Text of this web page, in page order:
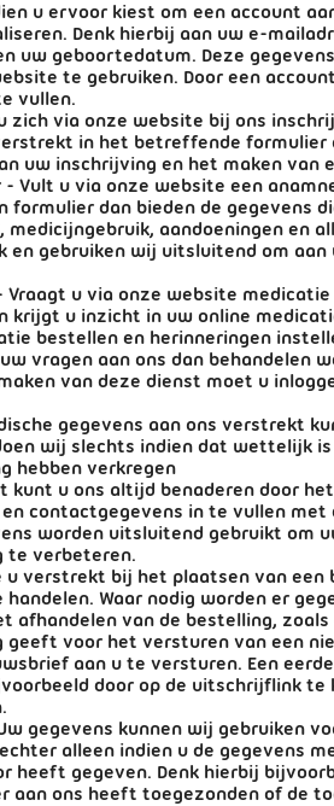
u ervoor kiest om een account
Denk hierbij aan uw e-
uw geboortedatum. Deze
te gebruiken. Door een
vullen.
zich via onze website bij ons
in het betreffende formulier
uw inschrijving en het maken van
- Vult u via onze website een
dan bieden de gegevens
aandoeningen en
gebruiken wij uitsluitend om aan
Vraagt u via onze website
krijgt u inzicht in uw online
bestellen en herinneringen
vragen aan ons dan behandelen
van deze dienst moet u
gegevens aan ons verstrekt
wij slechts indien dat wettelijk
hebben verkregen
kunt u ons altijd benaderen door
contactgegevens in te vullen met
worden uitsluitend gebruikt om
te verbeteren.
u verstrekt bij het plaatsen van een
Waar nodig worden er
afhandelen van de bestelling,
geeft voor het versturen van een
aan u te versturen. Een
door op de uitschrijflink te
gegevens kunnen wij gebruiken
alleen indien u de gegevens
heeft gegeven. Denk hierbij
aan ons heeft toegezonden of de